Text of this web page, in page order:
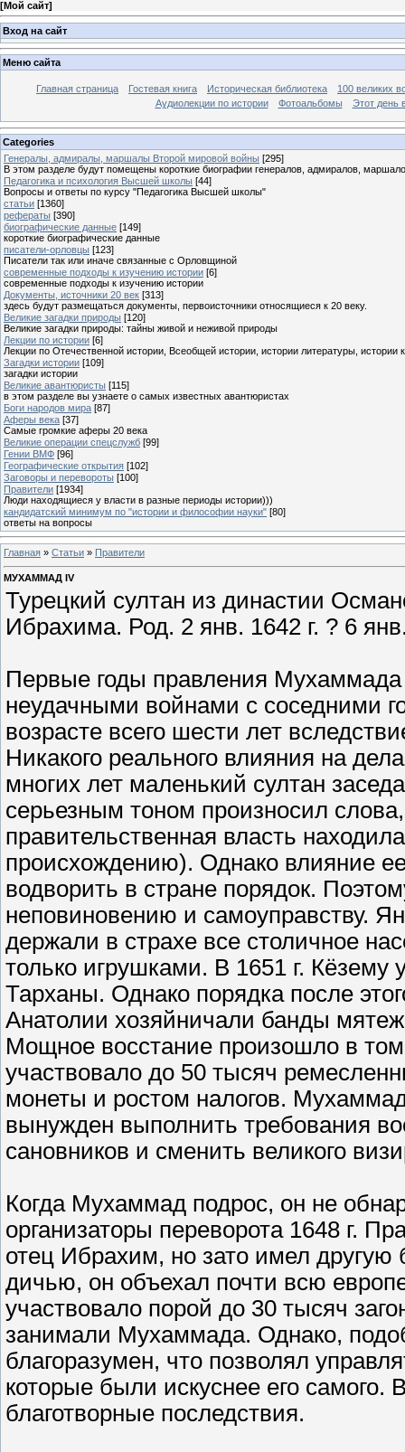
[Мой сайт]
Вход на сайт
Меню сайта
Главная страница Гостевая книга Историческая библиотека
100 великих
Аудиолекции по истории
Фотоальбомы Этот день
Categories
Генералы, адмиралы, маршалы Второй мировой войны [295]
В этом разделе будут помещены короткие биографии генералов, адмиралов,
Педагогика и психология Высшей школы [44]
Вопросы и ответы по курсу "Педагогика Высшей школы"
статьи [1360]
рефераты [390]
биографические данные [149]
короткие биографические данные
писатели-орловцы [123]
Писатели так или иначе связанные с Орловщиной
современные подходы к изучению истории [6]
современные подходы к изучению истории
Документы, источники 20 век [313]
здесь будут размещаться документы, первоисточники относящиеся к 20 веку.
Великие загадки природы [120]
Великие загадки природы: тайны живой и неживой природы
Лекции по истории [6]
Лекции по Отечественной истории, Всеобщей истории, истории литературы, истории
Загадки истории [109]
загадки истории
Великие авантюристы [115]
в этом разделе вы узнаете о самых известных авантюристах
Боги народов мира [87]
Аферы века [37]
Самые громкие аферы 20 века
Великие операции спецслужб [99]
Гении ВМФ [96]
Географические открытия [102]
Заговоры и перевороты [100]
Правители [1934]
Люди находящиеся у власти в разные периоды истории)))
кандидатский минимум по "истории и философии науки" [80]
ответы на вопросы
Главная » Статьи » Правители
МУХАММАД IV
Турецкий султан из династии
Ибрахима. Род. 2 янв. 1642 г. ? 6
Первые годы правления
неудачными войнами с соседними
возрасте всего шести лет
Никакого реального влияния на
многих лет маленький султан
серьезным тоном произносил
правительственная власть
происхождению). Однако влияние
водворить в стране порядок.
неповиновению и самоуправству.
держали в страхе все столичное
только игрушками. В 1651 г. Кёзему
Тарханы. Однако порядка после
Анатолии хозяйничали банды
Мощное восстание произошло в
участвовало до 50 тысяч
монеты и ростом налогов.
вынужден выполнить требования
сановников и сменить великого
Когда Мухаммад подрос, он не
организаторы переворота 1648 г.
отец Ибрахим, но зато имел другую
дичью, он объехал почти всю
участвовало порой до 30 тысяч
занимали Мухаммада. Однако,
благоразумен, что позволял
которые были искуснее его
благотворные последствия.